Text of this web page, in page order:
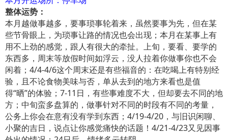
整体运势：
本月越做事越多，要事琐事轮着来，虽然要事为先，但在某
些节骨眼上，为琐事让路的情况也会出现；本月在某事上有
用不上劲的感觉，跟人有很大的牵扯。上旬，要看、要学的
东西多，周末等放假时间如浮云，没人拉着你做事你也不会
闲着；4/4-4/6这个周末还是有些福音的：在吃喝上有特别经
验，且不论食物美味与否，单从去到的地方来看也是值
得“晒”的体验；7-11日，有些事难度不大，但却要去不同的地
方；中旬蛮多盘算的，做事针对不同的时段有不同的考量，
公务上你会在意有没有学到东西；4/19-4/20，与旧识闲聊、
小聚的吉日，说点让你感觉痛快的话题！4/21-4/23又见因事